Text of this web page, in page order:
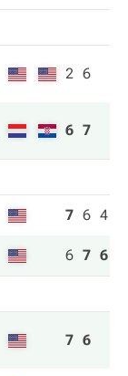
2 6
6 7
7 6 4
6 7 6
7 6